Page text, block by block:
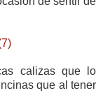
calizas que lo
que al tener